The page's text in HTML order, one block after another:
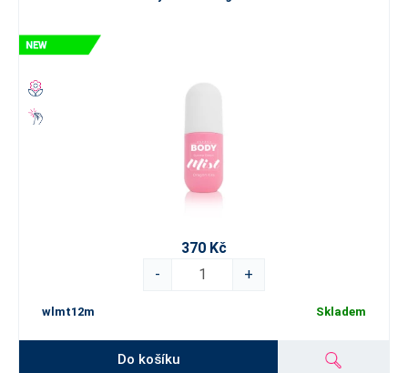
370 Kč
-
+
wlmt12m Skladem
Do košíku